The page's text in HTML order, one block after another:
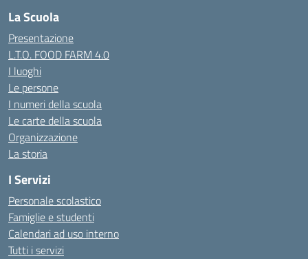
La Scuola
Presentazione
L.T.O. FOOD FARM 4.0
I luoghi
Le persone
I numeri della scuola
Le carte della scuola
Organizzazione
La storia
I Servizi
Personale scolastico
Famiglie e studenti
Calendari ad uso interno
Tutti i servizi